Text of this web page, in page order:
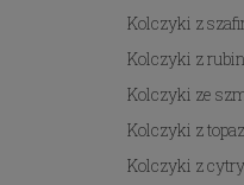
Kolczyki z
Kolczyki z
Kolczyki ze
Kolczyki z
Kolczyki z